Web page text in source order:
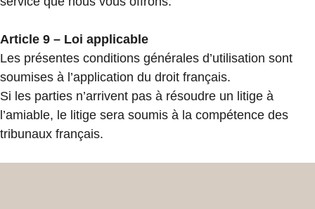
Article 9 – Loi applicable
Les présentes conditions générales d’utilisation sont
soumises à l’application du droit français.
Si les parties n’arrivent pas à résoudre un litige à
l’amiable, le litige sera soumis à la compétence des
tribunaux français.